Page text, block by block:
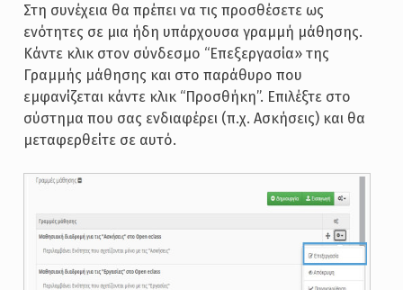
Στη συνέχεια θα πρέπει να τις προσθέσετε ως
ενότητες σε μια ήδη υπάρχουσα γραμμή μάθησης.
Κάντε κλικ στον σύνδεσμο “Επεξεργασία» της
Γραμμής μάθησης και στο παράθυρο που
εμφανίζεται κάντε κλικ “Προσθήκη”. Επιλέξτε στο
σύστημα που σας ενδιαφέρει (π.χ. Ασκήσεις) και θα
μεταφερθείτε σε αυτό.